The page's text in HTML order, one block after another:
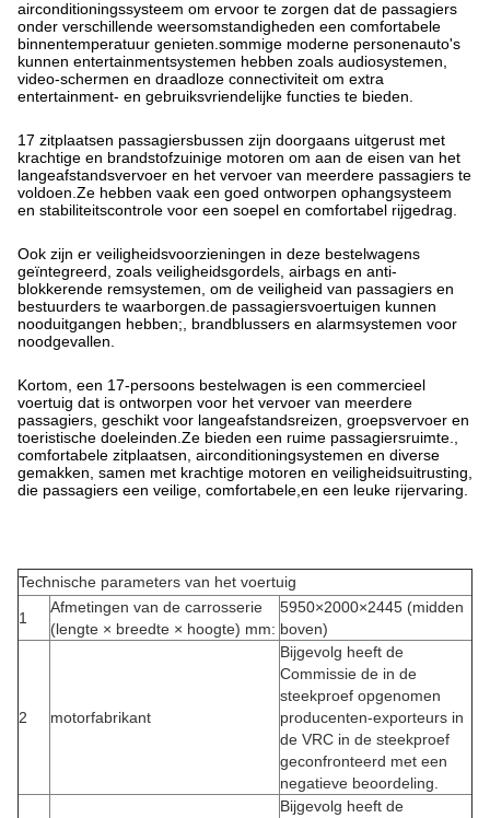
airconditioningssysteem om ervoor te zorgen dat de passagiers
onder verschillende weersomstandigheden een comfortabele
binnentemperatuur genieten.sommige moderne personenauto's
kunnen entertainmentsystemen hebben zoals audiosystemen,
video-schermen en draadloze connectiviteit om extra
entertainment- en gebruiksvriendelijke functies te bieden.
17 zitplaatsen passagiersbussen zijn doorgaans uitgerust met
krachtige en brandstofzuinige motoren om aan de eisen van het
langeafstandsvervoer en het vervoer van meerdere passagiers te
voldoen.Ze hebben vaak een goed ontworpen ophangsysteem
en stabiliteitscontrole voor een soepel en comfortabel rijgedrag.
Ook zijn er veiligheidsvoorzieningen in deze bestelwagens
geïntegreerd, zoals veiligheidsgordels, airbags en anti-
blokkerende remsystemen, om de veiligheid van passagiers en
bestuurders te waarborgen.de passagiersvoertuigen kunnen
nooduitgangen hebben;, brandblussers en alarmsystemen voor
noodgevallen.
Kortom, een 17-persoons bestelwagen is een commercieel
voertuig dat is ontworpen voor het vervoer van meerdere
passagiers, geschikt voor langeafstandsreizen, groepsvervoer en
toeristische doeleinden.Ze bieden een ruime passagiersruimte.,
comfortabele zitplaatsen, airconditioningsystemen en diverse
gemakken, samen met krachtige motoren en veiligheidsuitrusting,
die passagiers een veilige, comfortabele,en een leuke rijervaring.
Technische parameters van het voertuig
1
Afmetingen van de carrosserie
(lengte × breedte × hoogte) mm:
5950×2000×2445 (midden
boven)
2 motorfabrikant
Bijgevolg heeft de
Commissie de in de
steekproef opgenomen
producenten-exporteurs in
de VRC in de steekproef
geconfronteerd met een
negatieve beoordeling.
Bijgevolg heeft de